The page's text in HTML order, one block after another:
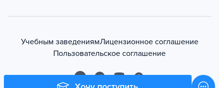
Учебным заведениямЛицензионное соглашение
Пользовательское соглашение